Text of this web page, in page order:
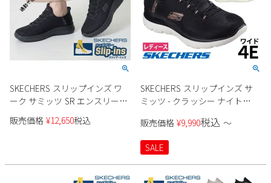
SKECHERS スリップインズ ワ
ーク サミッツ SR エンスリー
108144W レディース
販売価格 ¥12,650税込
SKECHERS スリップインズ サ
ミッツ - クラッシー ナイト
販売価格 ¥9,990税込 〜
SALE